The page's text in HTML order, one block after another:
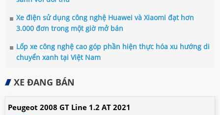
Xe điện sử dụng công nghệ Huawei và Xiaomi đạt hơn
3.000 đơn trong một giờ mở bán
Lốp xe công nghệ cao góp phần hiện thực hóa xu hướng di
chuyển xanh tại Việt Nam
XE ĐANG BÁN
Peugeot 2008 GT Line 1.2 AT 2021